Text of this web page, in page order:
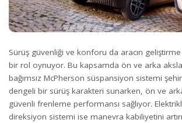
Sürüş güvenliği ve konforu da aracın
bir rol oynuyor. Bu kapsamda ön ve arka
bağımsız McPherson süspansiyon sistemi
dengeli bir sürüş karakteri sunarken, ön ve
güvenli frenleme performansı sağlıyor.
direksiyon sistemi ise manevra kabiliyetini